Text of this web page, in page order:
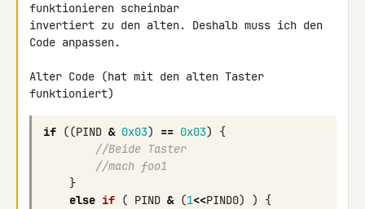
funktionieren scheinbar
invertiert zu den alten. Deshalb muss ich den
Code anpassen.
Alter Code (hat mit den alten Taster
funktioniert)
if ((PIND & 0x03) == 0x03)
{
//Beide Taster
//mach foo1
}
else if ( PIND & (1<<PIND0) )
{